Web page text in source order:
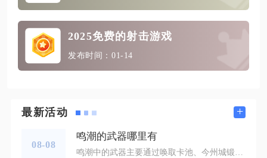
2025免费的射击游戏
发布时间：01-14
最新活动 +
08-08
鸣潮的武器哪里有
鸣潮中的武器主要通过唤取卡池、今州城锻造台、野外探索宝箱、NPC物资兑换以及限时活动这五大渠道获取，不同稀有度武器对应固定获取途径，新手开荒优先选择免费途径收集装备，追求毕业武器再规划唤取资源。唤取系统是获取五星武器与大量四星武器的核心渠道，分为常驻武器唤取和限时浮声沉兵武器唤取。常驻武器唤取可以自主选定一把目标五星武器，抽取产出五星武器时必定锁定所选装备，消耗唤声涡纹参与抽取；限时武器唤取会上架当期UP五星武器，同时搭配三把概率提升的四星武器，仅能在卡池开放阶段入手。各类卡